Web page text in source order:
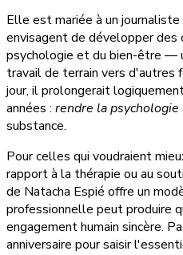
Elle est mariée à un
envisagent de développer des
psychologie et du bien-être —
travail de terrain vers d'autres
jour, il prolongerait
années : rendre la psychologie
substance.
Pour celles qui voudraient
rapport à la thérapie ou au
de Natacha Espié offre un
professionnelle peut produire
engagement humain sincère.
anniversaire pour saisir